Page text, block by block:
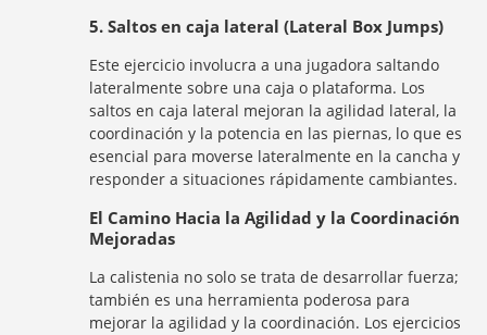
5. Saltos en caja lateral (Lateral Box Jumps)
Este ejercicio involucra a una jugadora saltando
lateralmente sobre una caja o plataforma. Los
saltos en caja lateral mejoran la agilidad lateral, la
coordinación y la potencia en las piernas, lo que es
esencial para moverse lateralmente en la cancha y
responder a situaciones rápidamente cambiantes.
El Camino Hacia la Agilidad y la Coordinación
Mejoradas
La calistenia no solo se trata de desarrollar fuerza;
también es una herramienta poderosa para
mejorar la agilidad y la coordinación. Los ejercicios